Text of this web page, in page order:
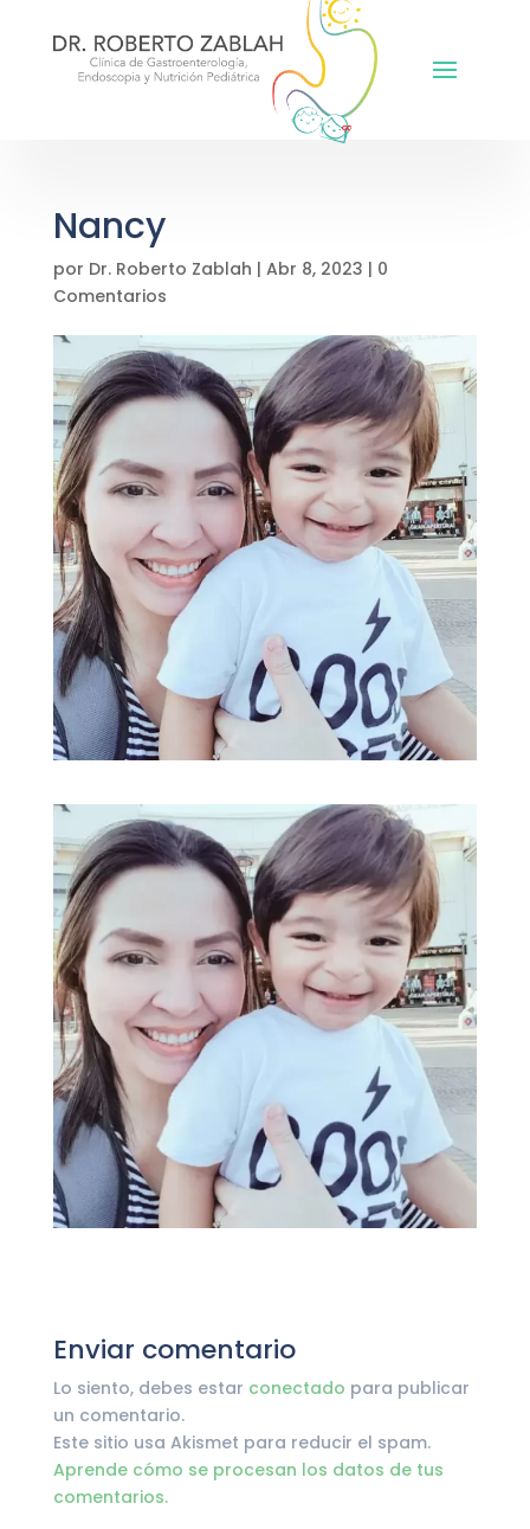
Nancy
por Dr. Roberto Zablah | Abr 8, 2023 | 0
Comentarios
Enviar comentario
Lo siento, debes estar conectado para publicar
un comentario.
Este sitio usa Akismet para reducir el spam.
Aprende cómo se procesan los datos de tus
comentarios.